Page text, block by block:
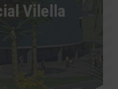
Vilella